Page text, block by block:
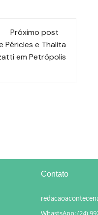
Próximo post
Péricles e Thalita
em Petrópolis
Contato